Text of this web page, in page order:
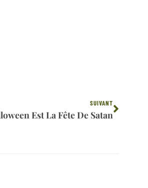
SUIVANT
Est La Fête De Satan
Suivant